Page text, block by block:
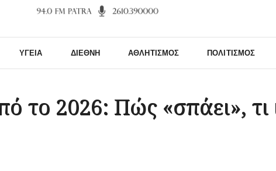
ΥΓΕΊΑ ΔΙΕΘΝΉ ΑΘΛΗΤΙΣΜΌΣ ΠΟΛΙΤΙΣΜΌΣ
το 2026: Πώς «σπάει», τι